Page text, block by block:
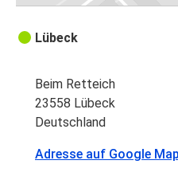
Lübeck
Beim Retteich
23558 Lübeck
Deutschland
Adresse auf Google